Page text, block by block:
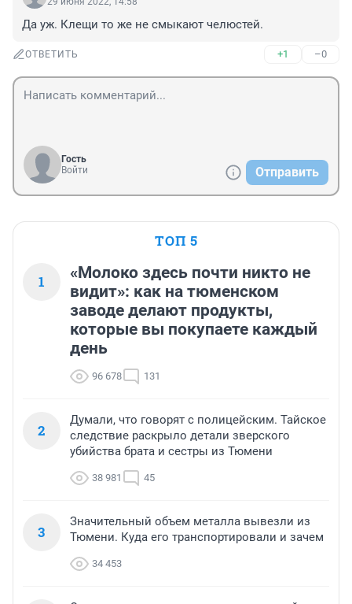
Да уж. Клещи то же не смыкают челюстей.
ОТВЕТИТЬ +1 –0
Гость
Войти
Отправить
ТОП 5
1
«Молоко здесь почти никто не
видит»: как на тюменском
заводе делают продукты,
которые вы покупаете каждый
день
96 678 131
2
Думали, что говорят с полицейским. Тайское
следствие раскрыло детали зверского
убийства брата и сестры из Тюмени
38 981 45
3
Значительный объем металла вывезли из
Тюмени. Куда его транспортировали и зачем
34 453